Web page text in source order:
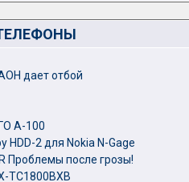
дает отбой
А-100
HDD-2 для Nokia N-Gage
Проблемы после грозы!
TC1800BXB